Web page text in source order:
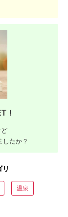
！
したか？
温泉